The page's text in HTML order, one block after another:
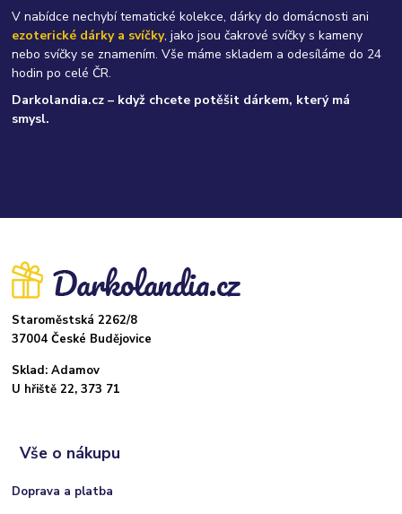
V nabídce nechybí tematické kolekce, dárky do domácnosti ani
ezoterické dárky a svíčky, jako jsou čakrové svíčky s kameny
nebo svíčky se znamením. Vše máme skladem a odesíláme do 24
hodin po celé ČR.
Darkolandia.cz – když chcete potěšit dárkem, který má
smysl.
Staroměstská 2262/8
37004 České Budějovice
Sklad: Adamov
U hřiště 22, 373 71
Vše o nákupu
Doprava a platba